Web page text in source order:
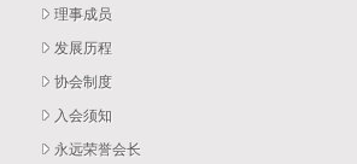
理事成员
发展历程
协会制度
入会须知
永远荣誉会长